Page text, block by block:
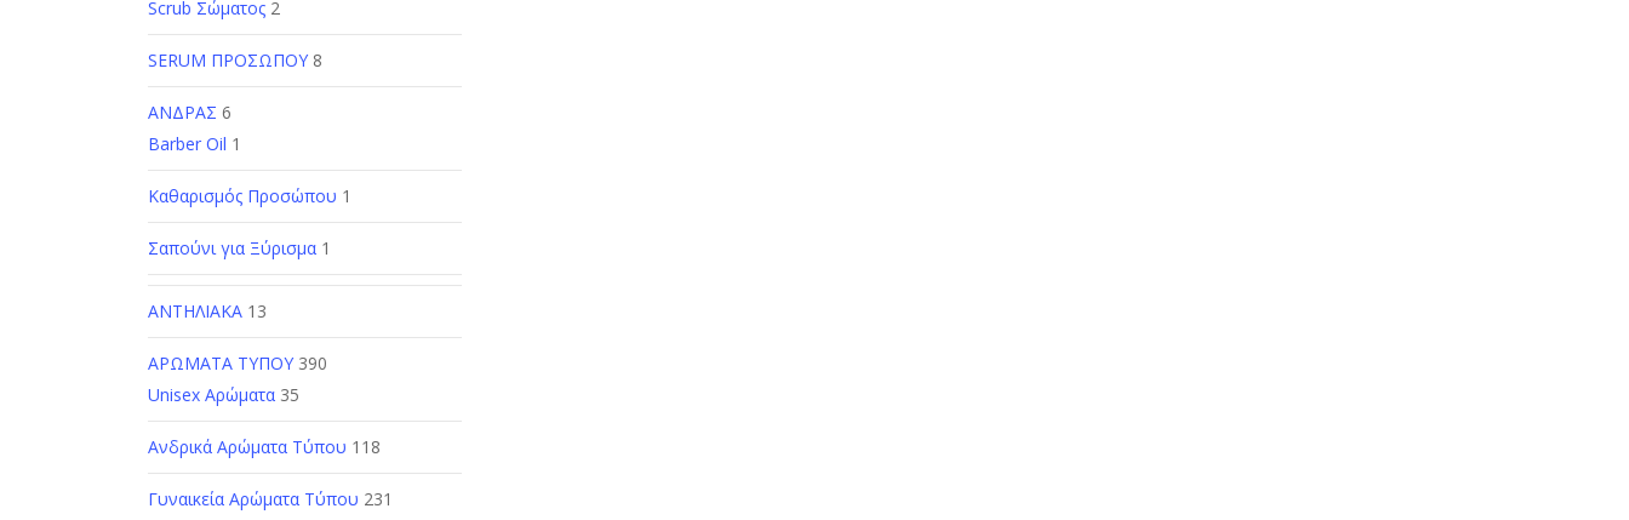
Scrub Σώματος 2
SERUM ΠΡΟΣΩΠΟΥ 8
ΑΝΔΡΑΣ 6
Barber Oil 1
Καθαρισμός Προσώπου 1
Σαπούνι για Ξύρισμα 1
ΑΝΤΗΛΙΑΚΑ 13
ΑΡΩΜΑΤΑ ΤΥΠΟΥ 390
Unisex Αρώματα 35
Ανδρικά Αρώματα Τύπου 118
Γυναικεία Αρώματα Τύπου 231